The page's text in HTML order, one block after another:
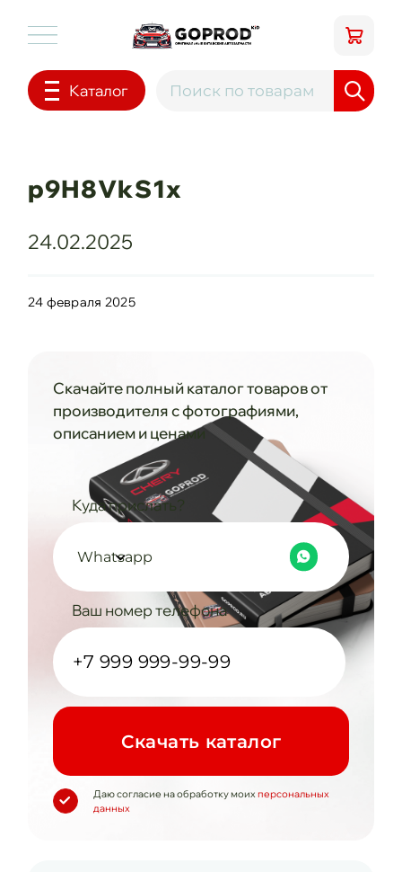
Каталог
p9H8VkS1x
24.02.2025
24 февраля 2025
Скачайте полный каталог товаров от
производителя с фотографиями,
описанием и ценами
Куда прислать?
Whatsapp
Ваш номер телефона
Cкачать каталог
Даю согласие на обработку моих персональных
данных